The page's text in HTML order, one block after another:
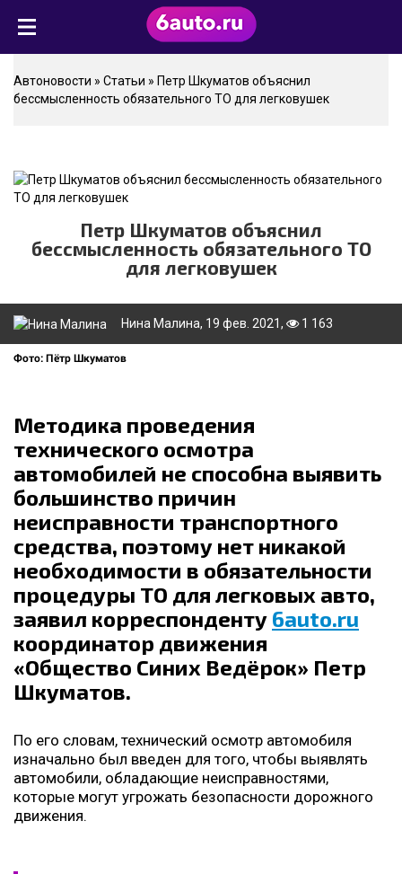
Автоновости » Статьи » Петр Шкуматов объяснил
бессмысленность обязательного ТО для легковушек
Петр Шкуматов объяснил
бессмысленность обязательного ТО
для легковушек
Нина Малина, 19 фев. 2021, 1 163
Фото: Пётр Шкуматов
Методика проведения
технического осмотра
автомобилей не способна выявить
большинство причин
неисправности транспортного
средства, поэтому нет никакой
необходимости в обязательности
процедуры ТО для легковых авто,
заявил корреспонденту 6auto.ru
координатор движения
«Общество Синих Ведёрок» Петр
Шкуматов.
По его словам, технический осмотр автомобиля
изначально был введен для того, чтобы выявлять
автомобили, обладающие неисправностями,
которые могут угрожать безопасности дорожного
движения.